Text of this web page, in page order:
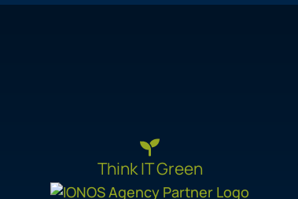
Think IT Green